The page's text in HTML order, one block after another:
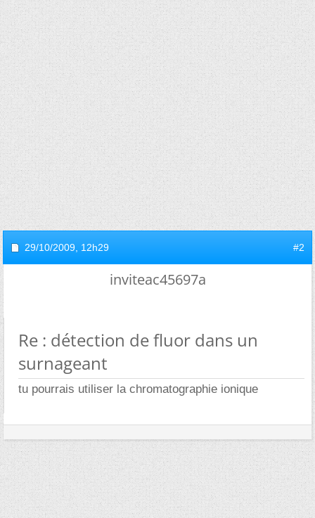
29/10/2009, 12h29 #2
inviteac45697a
Re : détection de fluor dans un
surnageant
tu pourrais utiliser la chromatographie ionique